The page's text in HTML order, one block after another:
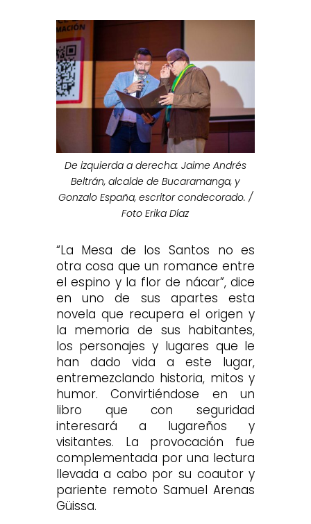
De izquierda a derecha: Jaime Andrés
Beltrán, alcalde de Bucaramanga, y
Gonzalo España, escritor condecorado. /
Foto Erika Díaz
“La Mesa de los Santos no es
otra cosa que un romance entre
el espino y la flor de nácar”, dice
en uno de sus apartes esta
novela que recupera el origen y
la memoria de sus habitantes,
los personajes y lugares que le
han dado vida a este lugar,
entremezclando historia, mitos y
humor. Convirtiéndose en un
libro que con seguridad
interesará a lugareños y
visitantes. La provocación fue
complementada por una lectura
llevada a cabo por su coautor y
pariente remoto Samuel Arenas
Güissa.